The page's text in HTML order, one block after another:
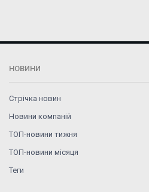
НОВИНИ
Стрічка новин
Новини компаній
ТОП-новини тижня
ТОП-новини місяця
Теги